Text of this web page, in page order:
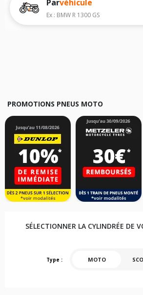
Nous recommandons de toujours monter des
dimensions homologuées par le constructeur.
Pour cela, veuillez sélectionner la
Parvéhicule
Ex : BMW R 1300 GS
PROMOTIONS PNEUS MOTO
SÉLECTIONNER LA CYLINDRÉE DE
Type : MOTO